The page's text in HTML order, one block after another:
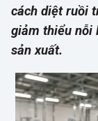
cách diệt ruồi
giảm thiểu nỗi
sản xuất.